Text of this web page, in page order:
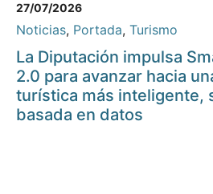
27/07/2026
Noticias, Portada, Turismo
La Diputación impulsa
2.0 para avanzar hacia
turística más inteligente,
basada en datos